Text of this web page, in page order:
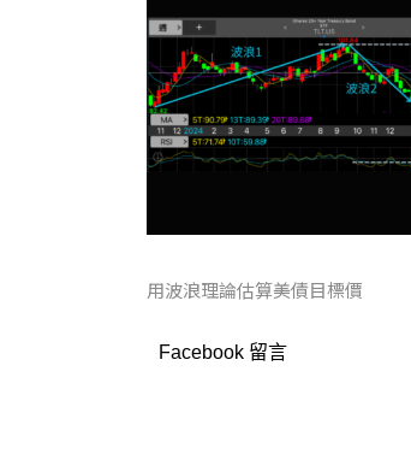
用波浪理論估算美債目標價
Facebook 留言